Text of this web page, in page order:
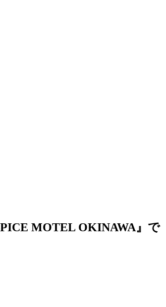
MOTEL OKINAWA』で